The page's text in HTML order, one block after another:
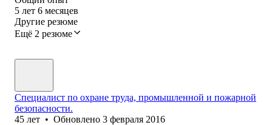
5 лет 6 месяцев
Другие резюме
Ещё 2 резюме
Специалист по охране труда, промышленной и пожарной
безопасности.
45 лет • Обновлено 3 февраля 2016